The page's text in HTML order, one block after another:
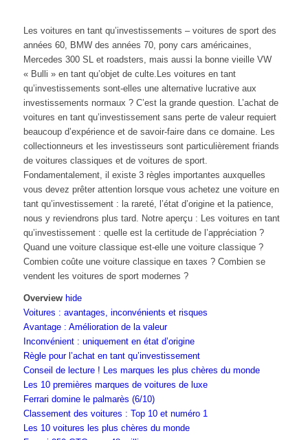
Les voitures en tant qu’investissements – voitures de sport des
années 60, BMW des années 70, pony cars américaines,
Mercedes 300 SL et roadsters, mais aussi la bonne vieille VW
« Bulli » en tant qu’objet de culte.Les voitures en tant
qu’investissements sont-elles une alternative lucrative aux
investissements normaux ? C’est la grande question. L’achat de
voitures en tant qu’investissement sans perte de valeur requiert
beaucoup d’expérience et de savoir-faire dans ce domaine. Les
collectionneurs et les investisseurs sont particulièrement friands
de voitures classiques et de voitures de sport.
Fondamentalement, il existe 3 règles importantes auxquelles
vous devez prêter attention lorsque vous achetez une voiture en
tant qu’investissement : la rareté, l’état d’origine et la patience,
nous y reviendrons plus tard. Notre aperçu : Les voitures en tant
qu’investissement : quelle est la certitude de l’appréciation ?
Quand une voiture classique est-elle une voiture classique ?
Combien coûte une voiture classique en taxes ? Combien se
vendent les voitures de sport modernes ?
Overview hide
Voitures : avantages, inconvénients et risques
Avantage : Amélioration de la valeur
Inconvénient : uniquement en état d’origine
Règle pour l’achat en tant qu’investissement
Conseil de lecture ! Les marques les plus chères du monde
Les 10 premières marques de voitures de luxe
Ferrari domine le palmarès (6/10)
Classement des voitures : Top 10 et numéro 1
Les 10 voitures les plus chères du monde